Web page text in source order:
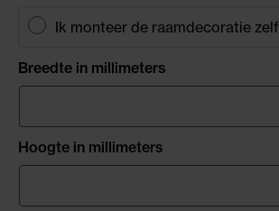
Ik monteer de raamdecoratie zelf
Breedte in millimeters
Hoogte in millimeters